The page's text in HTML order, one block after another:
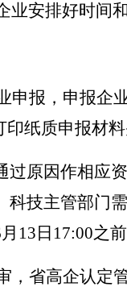
业安排好时间
申报，申报企
纸质申报材
因作相应资
科技主管部门
13日17:00之
，省高企认定